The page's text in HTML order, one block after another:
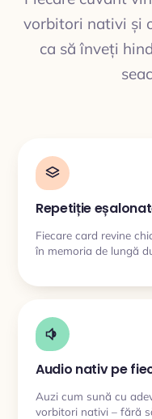
vorbitori nativi și
ca să înveți
Repetiție
Fiecare card revine
în memoria de lungă
Audio nativ pe
Auzi cum sună cu
vorbitori nativi – fără